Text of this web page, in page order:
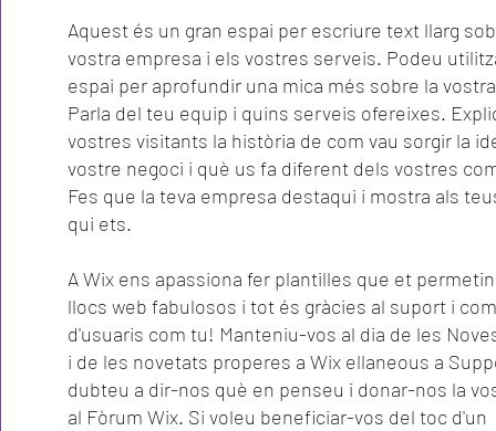
Aquest és un gran espai per escriure text llarg
vostra empresa i els vostres serveis. Podeu
espai per aprofundir una mica més sobre la
Parla del teu equip i quins serveis ofereixes.
vostres visitants la història de com vau sorgir la
vostre negoci i què us fa diferent dels vostres
Fes que la teva empresa destaqui i mostra als
qui ets.
A Wix ens apassiona fer plantilles que et
llocs web fabulosos i tot és gràcies al suport i
d'usuaris com tu! Manteniu-vos al dia de les
i de les novetats properes a Wix ellaneous a
dubteu a dir-nos què en penseu i donar-nos la
al Fòrum Wix. Si voleu beneficiar-vos del toc d'un